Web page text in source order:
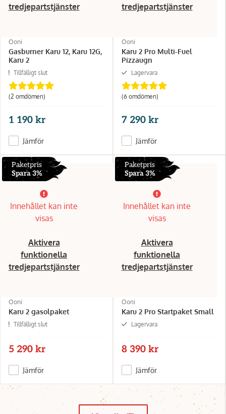
tredjepartstjänster
Ooni
Gasburner Karu 12, Karu 12G,
Karu 2
Tillfälligt slut
(2 omdömen)
1 190 kr
Jämför
tredjepartstjänster
Ooni
Karu 2 Pro Multi-Fuel
Pizzaugn
Lagervara
(6 omdömen)
7 290 kr
Jämför
Paketpris
Spara 3%
Innehållet kan inte
visas
Aktivera
funktionella
tredjepartstjänster
Ooni
Karu 2 gasolpaket
Tillfälligt slut
5 290 kr
Jämför
Paketpris
Spara 3%
Innehållet kan inte
visas
Aktivera
funktionella
tredjepartstjänster
Ooni
Karu 2 Pro Startpaket Small
Lagervara
8 390 kr
Jämför